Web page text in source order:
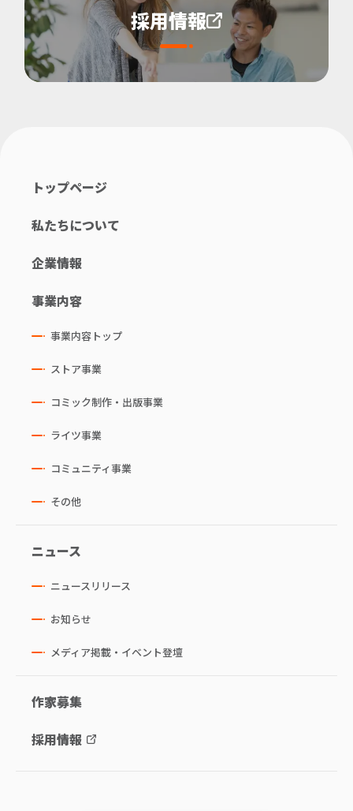
採用情報
トップページ
私たちについて
企業情報
事業内容
事業内容トップ
ストア事業
コミック制作・出版事業
ライツ事業
コミュニティ事業
その他
ニュース
ニュースリリース
お知らせ
メディア掲載・イベント登壇
作家募集
採用情報